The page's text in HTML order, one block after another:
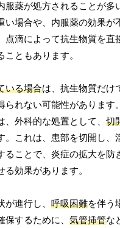
服薬が処方されることが多
い場合や、内服薬の効果が
点滴によって抗生物質を直
こともあります。
いる場合は、抗生物質だけ
られない可能性があります
、外科的な処置として、切
。これは、患部を切開し、
ることで、炎症の拡大を防
る効果があります。
が進行し、呼吸困難を伴う
保するために、気管挿管な